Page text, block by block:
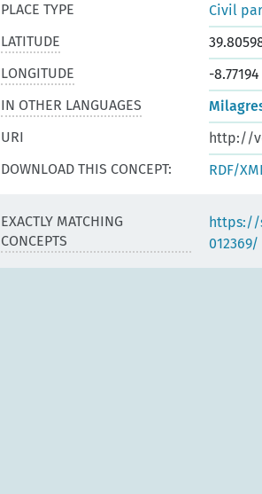
PLACE TYPE
Civil
LATITUDE
LONGITUDE
-8.77194
IN OTHER LANGUAGES
URI
http://
DOWNLOAD THIS CONCEPT:
RDF/
EXACTLY MATCHING
CONCEPTS
https://
012369/